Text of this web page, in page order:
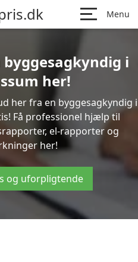
Menu
i
her!
her fra en byggesagkyndig i
Få professionel hjælp til
el-rapporter og
her!
og uforpligtende